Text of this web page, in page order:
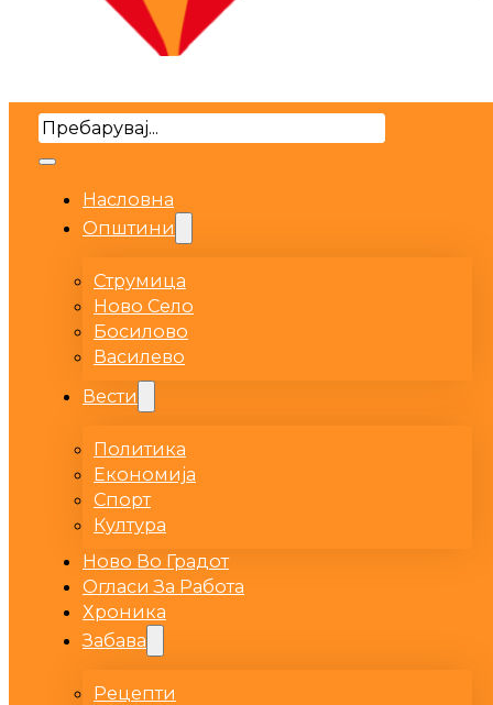
Search
Насловна
Општини
Струмица
Ново Село
Босилово
Василево
Вести
Политика
Економија
Спорт
Култура
Ново Во Градот
Огласи За Работа
Хроника
Забава
Рецепти